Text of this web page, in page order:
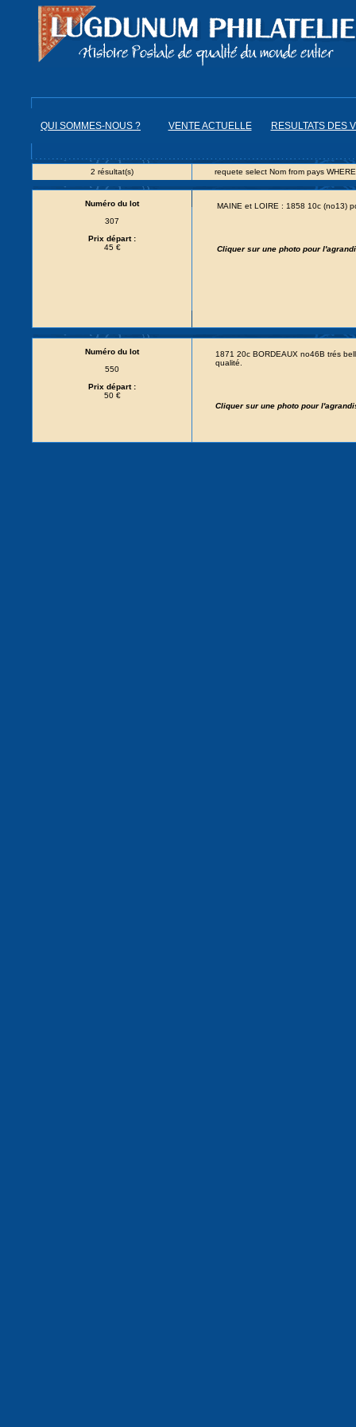
QUI SOMMES-NOUS ? VENTE ACTUELLE RESULTATS DES
2 résultat(s) requete select Nom from pays
Numéro du lot
307
Prix départ :
45 €
MAINE et LOIRE : 1858 10c (no13)
Cliquer sur une photo pour
Numéro du lot
550
Prix départ :
50 €
1871 20c BORDEAUX no46B trés
qualité.
Cliquer sur une photo pour